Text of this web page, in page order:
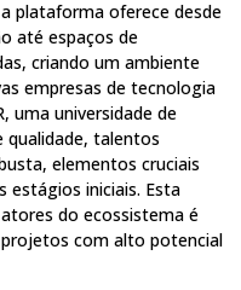
plataforma oferece desde
até espaços de
criando um ambiente
empresas de tecnologia
uma universidade de
qualidade, talentos
elementos cruciais
estágios iniciais. Esta
do ecossistema é
com alto potencial